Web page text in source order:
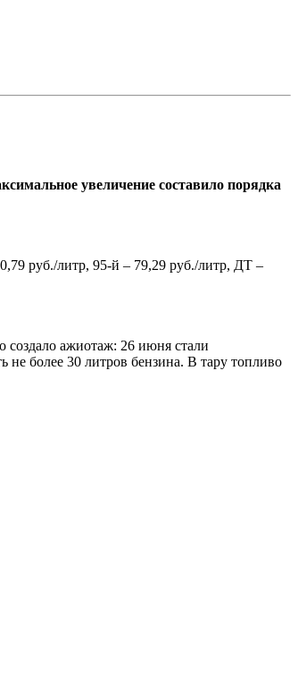
увеличение составило порядка
руб./литр, 95-й – 79,29 руб./литр, ДТ –
создало ажиотаж: 26 июня стали
не более 30 литров бензина. В тару топливо